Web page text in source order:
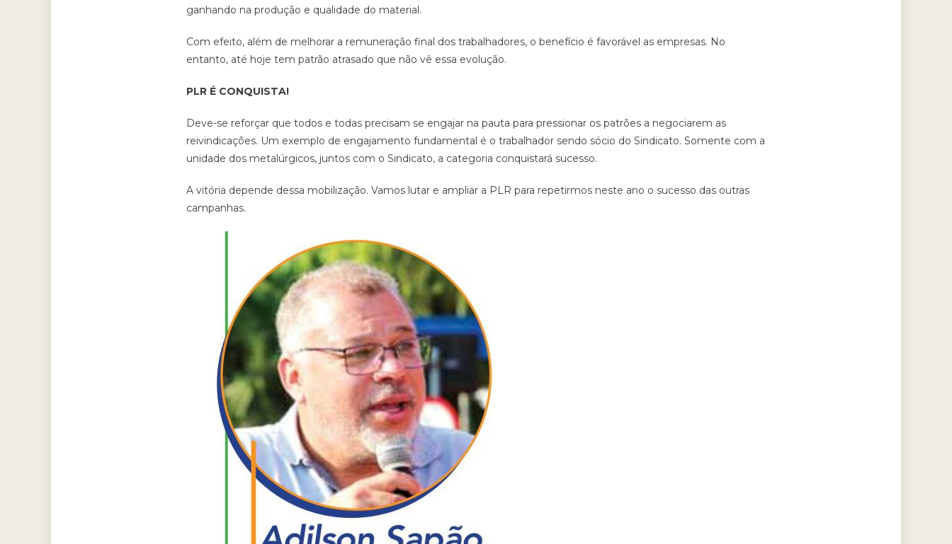
ganhando na produção e qualidade do material.
Com efeito, além de melhorar a remuneração final dos trabalhadores, o benefício é favorável as empresas. No
entanto, até hoje tem patrão atrasado que não vê essa evolução.
PLR É CONQUISTA!
Deve-se reforçar que todos e todas precisam se engajar na pauta para pressionar os patrões a negociarem as
reivindicações. Um exemplo de engajamento fundamental é o trabalhador sendo sócio do Sindicato. Somente com a
unidade dos metalúrgicos, juntos com o Sindicato, a categoria conquistará sucesso.
A vitória depende dessa mobilização. Vamos lutar e ampliar a PLR para repetirmos neste ano o sucesso das outras
campanhas.